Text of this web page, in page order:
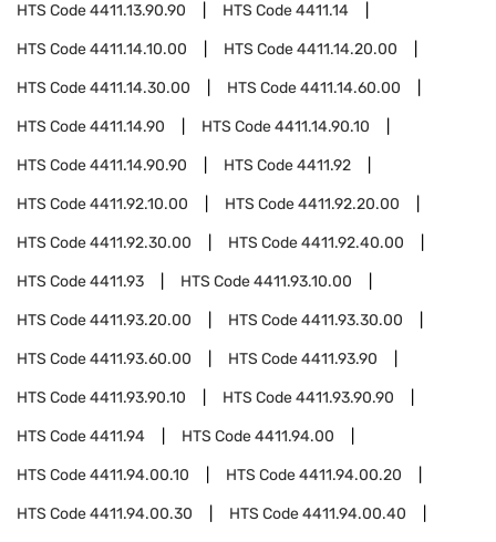
HTS Code4411.13.90.90 HTS Code4411.14
HTS Code4411.14.10.00 HTS Code4411.14.20.00
HTS Code4411.14.30.00 HTS Code4411.14.60.00
HTS Code4411.14.90 HTS Code4411.14.90.10
HTS Code4411.14.90.90 HTS Code4411.92
HTS Code4411.92.10.00 HTS Code4411.92.20.00
HTS Code4411.92.30.00 HTS Code4411.92.40.00
HTS Code4411.93 HTS Code4411.93.10.00
HTS Code4411.93.20.00 HTS Code4411.93.30.00
HTS Code4411.93.60.00 HTS Code4411.93.90
HTS Code4411.93.90.10 HTS Code4411.93.90.90
HTS Code4411.94 HTS Code4411.94.00
HTS Code4411.94.00.10 HTS Code4411.94.00.20
HTS Code4411.94.00.30 HTS Code4411.94.00.40